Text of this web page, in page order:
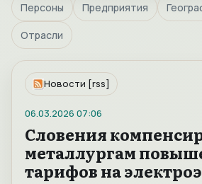
Персоны Предприятия
Отрасли
Новости [rss]
06.03.2026 07:06
Словения
металлургам
тарифов на